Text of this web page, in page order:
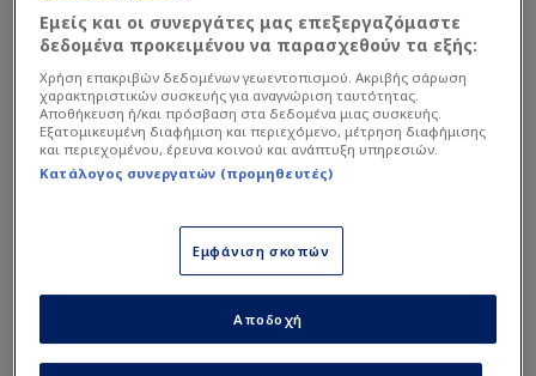
Εμείς και οι συνεργάτες μας επεξεργαζόμαστε
δεδομένα προκειμένου να παρασχεθούν τα εξής:
Χρήση επακριβών δεδομένων γεωεντοπισμού. Ακριβής σάρωση
χαρακτηριστικών συσκευής για αναγνώριση ταυτότητας.
Αποθήκευση ή/και πρόσβαση στα δεδομένα μιας συσκευής.
Εξατομικευμένη διαφήμιση και περιεχόμενο, μέτρηση διαφήμισης
και περιεχομένου, έρευνα κοινού και ανάπτυξη υπηρεσιών.
Κατάλογος συνεργατών (προμηθευτές)
Εμφάνιση σκοπών
Αποδοχή